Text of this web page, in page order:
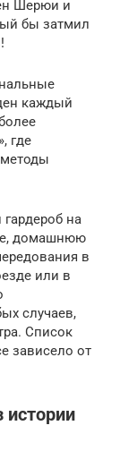
Шерюи и
бы затмил
каждый
где
на
домашнюю
в
или в
случаев,
Список
зависело от